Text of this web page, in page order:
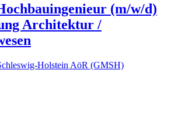
(m/w/d)
Architektur /
Holstein AöR (GMSH)